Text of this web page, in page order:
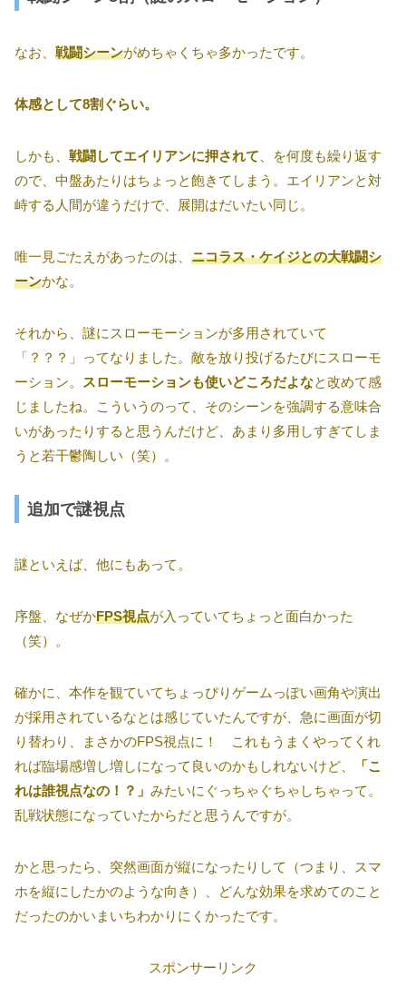
なお、 戦闘シーンがめちゃくちゃ多かったです。
体感として8割ぐらい。
しかも、 戦闘してエイリアンに押されて 、を何度も繰り返す
ので、中盤あたりはちょっと飽きてしまう。エイリアンと対
峙する人間が違うだけで、展開はだいたい同じ。
唯一見ごたえがあったのは、 ニコラス・ケイジとの大戦闘シ
ーンかな。
それから、謎にスローモーションが多用されていて
「？？？」ってなりました。敵を放り投げるたびにスローモ
ーション。
スローモーションも使いどころだよなと改めて感
じましたね。こういうのって、そのシーンを強調する意味合
いがあったりすると思うんだけど、あまり多用しすぎてしま
うと若干鬱陶しい（笑）。
追加で謎視点
謎といえば、他にもあって。
序盤、なぜかFPS視点が入っていてちょっと面白かった
（笑）。
確かに、本作を観ていてちょっぴりゲームっぽい画角や演出
が採用されているなとは感じていたんですが、急に画面が切
り替わり、まさかのFPS視点に！ これもうまくやってくれ
れば臨場感増し増しになって良いのかもしれないけど、
「こ
れは誰視点なの！？」 みたいにぐっちゃぐちゃしちゃって。
乱戦状態になっていたからだと思うんですが。
かと思ったら、突然画面が縦になったりして（つまり、スマ
ホを縦にしたかのような向き）、どんな効果を求めてのこと
だったのかいまいちわかりにくかったです。
スポンサーリンク